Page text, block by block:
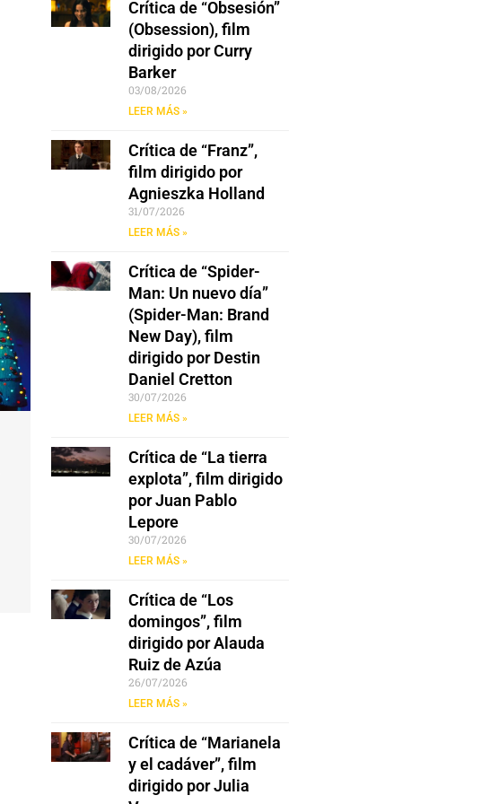
Crítica de “Obsesión”
(Obsession), film
dirigido por Curry
Barker
03/08/2026
LEER MÁS »
Crítica de “Franz”,
film dirigido por
Agnieszka Holland
31/07/2026
LEER MÁS »
Crítica de “Spider-
Man: Un nuevo día”
(Spider-Man: Brand
New Day), film
dirigido por Destin
Daniel Cretton
30/07/2026
LEER MÁS »
Crítica de “La tierra
explota”, film dirigido
por Juan Pablo
Lepore
30/07/2026
LEER MÁS »
Crítica de “Los
domingos”, film
dirigido por Alauda
Ruiz de Azúa
26/07/2026
LEER MÁS »
Crítica de “Marianela
y el cadáver”, film
dirigido por Julia